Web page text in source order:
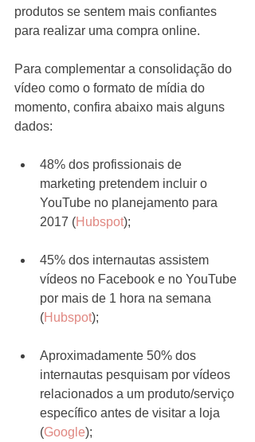
produtos se sentem mais confiantes
para realizar uma compra online.
Para complementar a consolidação do
vídeo como o formato de mídia do
momento, confira abaixo mais alguns
dados:
48% dos profissionais de
marketing pretendem incluir o
YouTube no planejamento para
2017 (Hubspot);
45% dos internautas assistem
vídeos no Facebook e no YouTube
por mais de 1 hora na semana
(Hubspot);
Aproximadamente 50% dos
internautas pesquisam por vídeos
relacionados a um produto/serviço
específico antes de visitar a loja
(Google);